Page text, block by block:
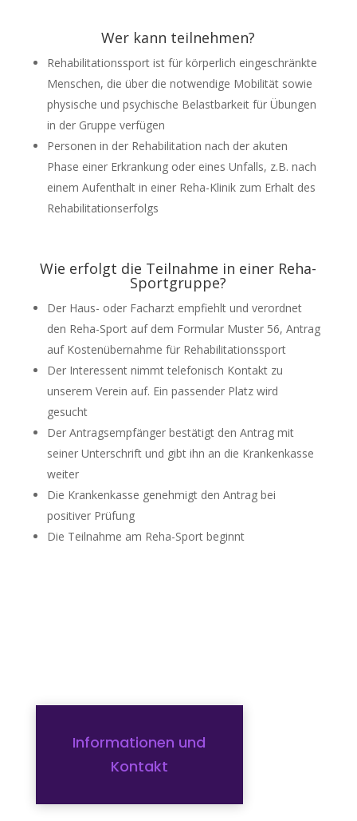
Wer kann teilnehmen?
Rehabilitationssport ist für körperlich eingeschränkte
Menschen, die über die notwendige Mobilität sowie
physische und psychische Belastbarkeit für Übungen
in der Gruppe verfügen
Personen in der Rehabilitation nach der akuten
Phase einer Erkrankung oder eines Unfalls, z.B. nach
einem Aufenthalt in einer Reha-Klinik zum Erhalt des
Rehabilitationserfolgs
Wie erfolgt die Teilnahme in einer Reha-
Sportgruppe?
Der Haus- oder Facharzt empfiehlt und verordnet
den Reha-Sport auf dem Formular Muster 56, Antrag
auf Kostenübernahme für Rehabilitationssport
Der Interessent nimmt telefonisch Kontakt zu
unserem Verein auf. Ein passender Platz wird
gesucht
Der Antragsempfänger bestätigt den Antrag mit
seiner Unterschrift und gibt ihn an die Krankenkasse
weiter
Die Krankenkasse genehmigt den Antrag bei
positiver Prüfung
Die Teilnahme am Reha-Sport beginnt
Informationen und
Kontakt